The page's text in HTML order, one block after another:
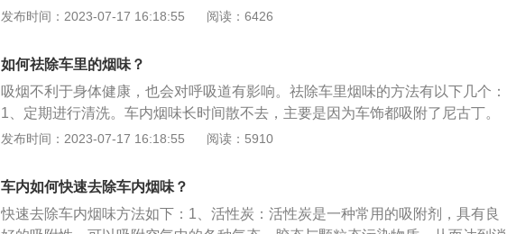
时间太长它们就会依附在内饰上，很难自行散去。而养成好习惯，长期通风能够
性碳包或者是香包能够吸附车内空气中的异味，甚至是一些有害气体，适合去除
长期异味，而且价格低廉使用简单，只需要车主定期更换即可。3.车内放置瓜果
果皮。柚子、橘子、柠檬等水果的果皮携带自然的清香，能够在一定程度上改善
车内空气的质量，将它们放在空调出风口位置，利用率能达到最大。由于果皮易
腐烂，因此在放置一段时间后，一定要记得清理或者更换。4.使用车载空气净化
量，它能够最大程度净化车内空气异味、有害气体以及细菌病毒等，给车主提供
一个良好的车内空气环境。5.定期清洗空调系统。很多人车用了好几年都不曾清
洗过空调系统，以至于空调滤芯上吸附了大量的细菌、脏物，从而产生异味。而
发布时间：2023-07-17 16:18:55 阅读：6426
如何祛除车里的烟味？
吸烟不利于身体健康，也会对呼吸道有影响。祛除车里烟味的方法有以下几个：
1、定期进行清洗。车内烟味长时间散不去，主要是因为车饰都吸附了尼古丁。
经常吸烟的车主，定期将坐垫，脚垫，靠背清洗，这样可以使的吸附的烟味被清
质，具有很强的吸附作用，放置在车内可以有效的吸附车内的烟味。3、购买车
内空气净化机。大约一百元到一千元之间，可以去除车内异味，让驾驶人员呼吸
清新空气，保证头脑清醒，反应敏捷。同时消除乘客携带的呼吸道传染病菌，保
发布时间：2023-07-17 16:18:55 阅读：5910
车内如何快速去除车内烟味？
快速去除车内烟味方法如下：1、活性炭：活性炭是一种常用的吸附剂，具有良